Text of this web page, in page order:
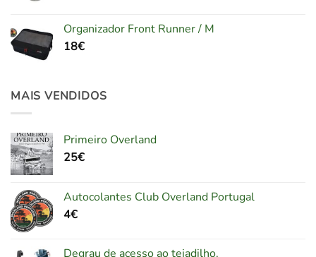
Organizador Front Runner / M
18€
MAIS VENDIDOS
Primeiro Overland
25€
Autocolantes Club Overland Portugal
4€
Degrau de acesso ao tejadilho.